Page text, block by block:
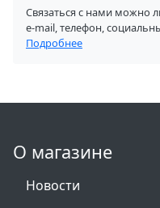
Связаться с нами можно
e-mail, телефон,
Подробнее
О магазине
Новости